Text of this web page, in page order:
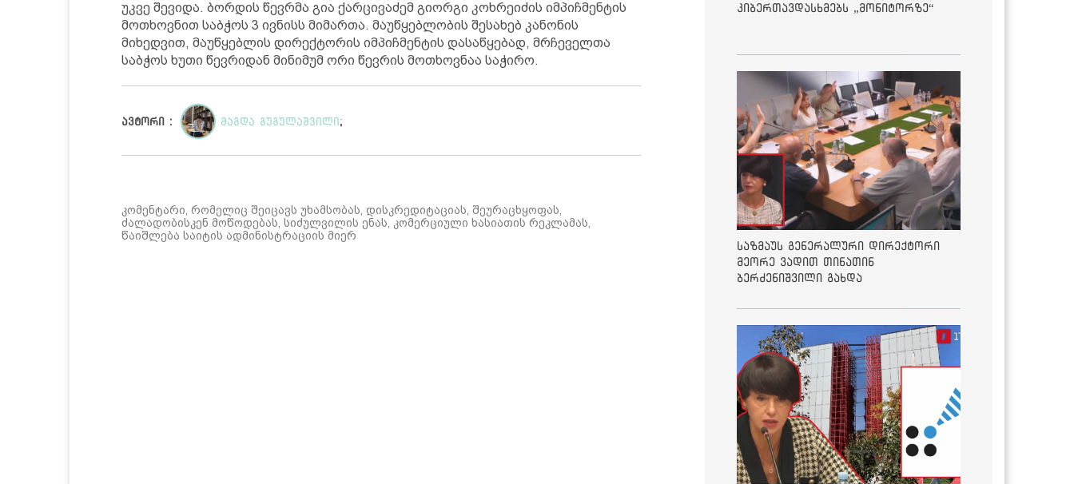
უკვე შევიდა. ბორდის წევრმა გია ქარცივაძემ გიორგი კოხრეიძის იმპიჩმენტის
მოთხოვნით საბჭოს 3 ივნისს მიმართა. მაუწყებლობის შესახებ კანონის
მიხედვით, მაუწყებლის დირექტორის იმპიჩმენტის დასაწყებად, მრჩეველთა
საბჭოს ხუთი წევრიდან მინიმუმ ორი წევრის მოთხოვნაა საჭირო.
ავტორი : მაგდა გუგულაშვილი ;
კომენტარი, რომელიც შეიცავს უხამსობას, დისკრედიტაციას, შეურაცხყოფას,
ძალადობისკენ მოწოდებას, სიძულვილის ენას, კომერციული ხასიათის რეკლამას,
წაიშლება საიტის ადმინისტრაციის მიერ
კიბერთავდასხმებს „მონიტორზე“
საზმაუს გენერალური დირექტორი
მეორე ვადით თინათინ
ბერძენიშვილი გახდა